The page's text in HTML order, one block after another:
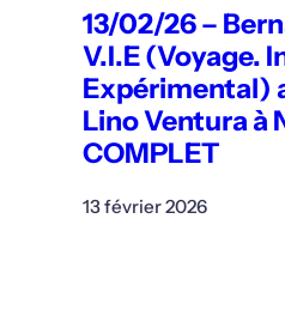
13/02/26 –
V.I.E (Voyage.
Expérimental)
Lino Ventura à
COMPLET
13 février 2026